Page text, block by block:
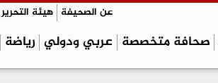
عن الصحيفة هيئة التحرير
صحافة متخصصة عربي ودولي رياضة